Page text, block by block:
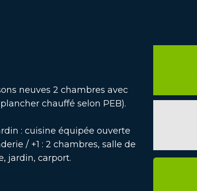
neuves 2 chambres avec
chauffé selon PEB).
: cuisine équipée ouverte
/ +1 : 2 chambres, salle de
jardin, carport.